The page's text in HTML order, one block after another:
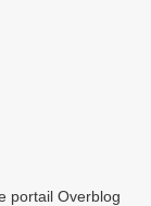
portail Overblog